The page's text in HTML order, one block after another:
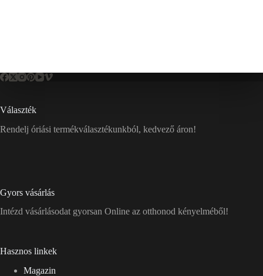
Választék
Rendelj óriási termékválasztékunkból, kedvező áron!
Gyors vásárlás
Intézd vásárlásodat gyorsan Online az otthonod kényelméből!
Hasznos linkek
Magazin